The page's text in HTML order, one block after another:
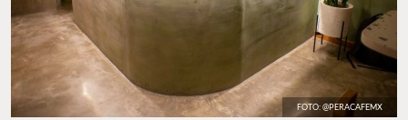
FOTO: @PERACAFEMX